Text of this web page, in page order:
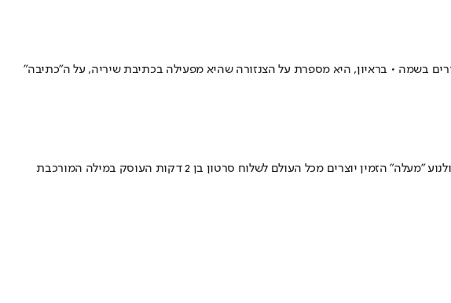
בשמה • בראיון, היא מספרת על הצנזורה שהיא מפעילה בכתיבת שיריה, על ה"כתיבה"
משבר הקורונה הפך את הבית שלנו למקום מפלט ובו בזמן לכלא, יש כאלה שאיבדו את ביתם וכאלה שוויתרו עליו • בית הספר לקולנוע "מעלה" הזמין יוצרים מכל העולם לשלוח סרטון בן 2 דקות העוסק במילה המורכבת